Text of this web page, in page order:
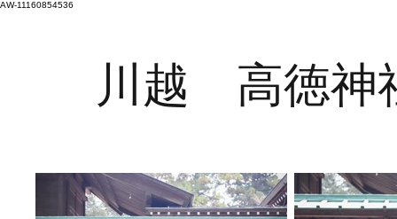
AW-11160854536
川越 高徳神